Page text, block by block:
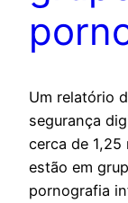
Um relatório
segurança
cerca de 1,25
estão em
pornografia